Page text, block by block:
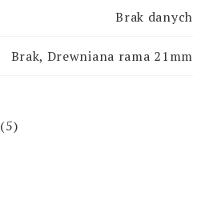
Brak danych
Brak, Drewniana rama 21mm
(5)